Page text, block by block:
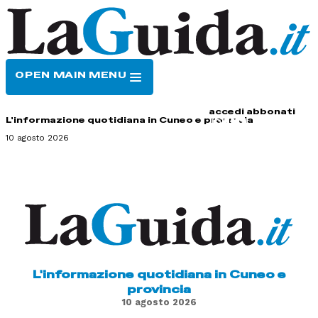
OPEN MAIN MENU
accedi abbonati
L'informazione quotidiana in Cuneo e provincia
10 agosto 2026
L'informazione quotidiana in Cuneo e
provincia
10 agosto 2026